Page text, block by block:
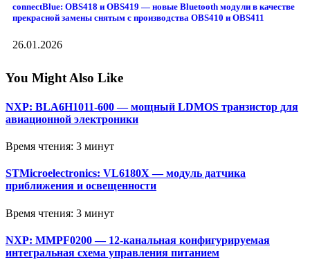
connectBlue: OBS418 и OBS419 — новые Bluetooth модули в качестве
прекрасной замены снятым с производства OBS410 и OBS411
26.01.2026
You Might Also Like
NXP: BLA6H1011-600 — мощный LDMOS транзистор для
авиационной электроники
Время чтения: 3 минут
STMicroelectronics: VL6180X — модуль датчика
приближения и освещенности
Время чтения: 3 минут
NXP: MMPF0200 — 12-канальная конфигурируемая
интегральная схема управления питанием